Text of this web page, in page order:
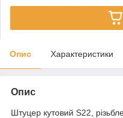
Опис Характеристики
Опис
Штуцер кутовий S22,